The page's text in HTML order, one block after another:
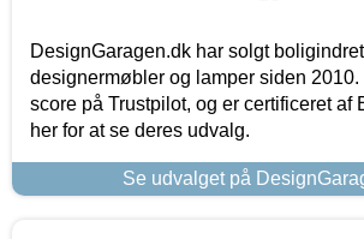
DesignGaragen.dk har solgt
designermøbler og lamper siden 2010.
score på Trustpilot, og er certificeret af
her for at se deres udvalg.
Se udvalget på